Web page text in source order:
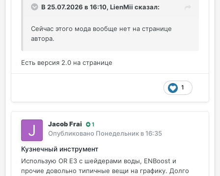
В 25.07.2026 в 16:10, LienMii сказал:
Сейчас этого мода вообще нет на странице
автора.
Есть версия 2.0 на странице
1
Jacob Frai 1
Опубликовано Понедельник в 16:35
Кузнечный инструмент
Использую OR E3 с шейдерами воды, ENBoost и
прочие довольно типичные вещи на графику. Долго